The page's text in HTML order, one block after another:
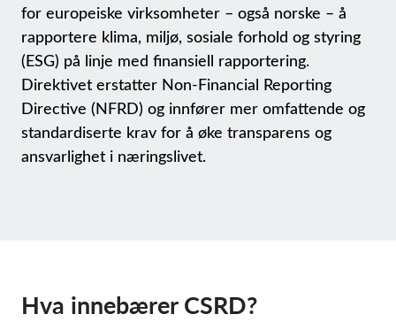
for europeiske virksomheter – også norske – å
rapportere klima, miljø, sosiale forhold og styring
(ESG) på linje med finansiell rapportering.
Direktivet erstatter Non-Financial Reporting
Directive (NFRD) og innfører mer omfattende og
standardiserte krav for å øke transparens og
ansvarlighet i næringslivet.
Hva innebærer CSRD?